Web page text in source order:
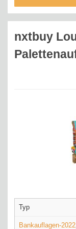
nxtbuy
Typ
Bankauflagen-2022